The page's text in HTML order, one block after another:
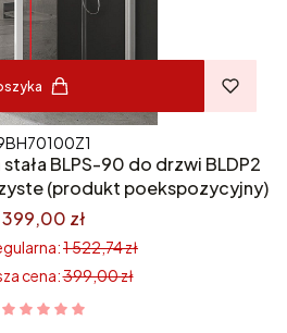
BLPS-90 do drzwi BLDP2
(produkt poekspozycyjny)
399,00 zł
1 522,74 zł
cena:399,00 zł